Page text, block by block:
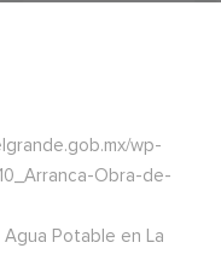
wp-
Obra-de-
Agua Potable en La